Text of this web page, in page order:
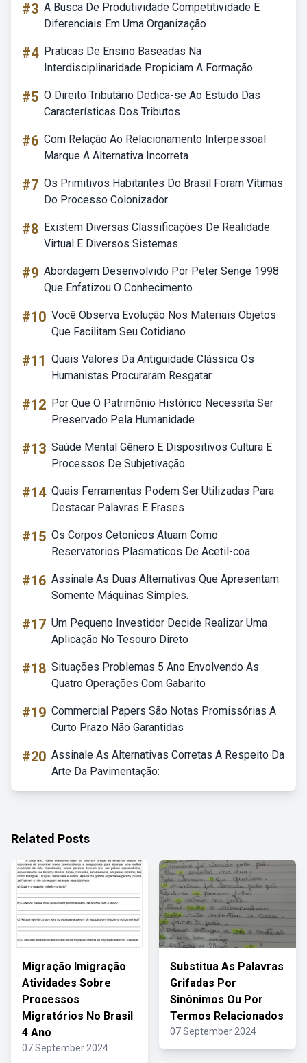
#3 A Busca De Produtividade Competitividade E
Diferenciais Em Uma Organização
#4 Praticas De Ensino Baseadas Na
Interdisciplinaridade Propiciam A Formação
#5 O Direito Tributário Dedica-se Ao Estudo Das
Características Dos Tributos
#6 Com Relação Ao Relacionamento Interpessoal
Marque A Alternativa Incorreta
#7 Os Primitivos Habitantes Do Brasil Foram Vítimas
Do Processo Colonizador
#8 Existem Diversas Classificações De Realidade
Virtual E Diversos Sistemas
#9 Abordagem Desenvolvido Por Peter Senge 1998
Que Enfatizou O Conhecimento
#10 Você Observa Evolução Nos Materiais Objetos
Que Facilitam Seu Cotidiano
#11 Quais Valores Da Antiguidade Clássica Os
Humanistas Procuraram Resgatar
#12 Por Que O Patrimônio Histórico Necessita Ser
Preservado Pela Humanidade
#13 Saúde Mental Gênero E Dispositivos Cultura E
Processos De Subjetivação
#14 Quais Ferramentas Podem Ser Utilizadas Para
Destacar Palavras E Frases
#15 Os Corpos Cetonicos Atuam Como
Reservatorios Plasmaticos De Acetil-coa
#16 Assinale As Duas Alternativas Que Apresentam
Somente Máquinas Simples.
#17 Um Pequeno Investidor Decide Realizar Uma
Aplicação No Tesouro Direto
#18 Situações Problemas 5 Ano Envolvendo As
Quatro Operações Com Gabarito
#19 Commercial Papers São Notas Promissórias A
Curto Prazo Não Garantidas
#20 Assinale As Alternativas Corretas A Respeito Da
Arte Da Pavimentação:
Related Posts
Migração Imigração
Atividades Sobre
Processos
Migratórios No Brasil
4 Ano
07 September 2024
Substitua As Palavras
Grifadas Por
Sinônimos Ou Por
Termos Relacionados
07 September 2024